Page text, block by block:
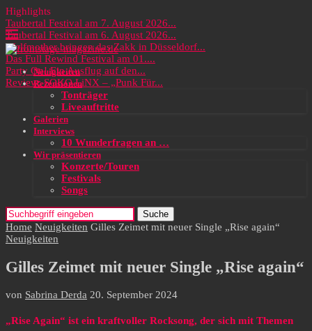
Highlights
Taubertal Festival am 7. August 2026...
Taubertal Festival am 6. August 2026...
Wolfmother bringen das Zakk in Düsseldorf...
Das Full Rewind Festival am 01....
Party On! Ein Ausflug auf den...
Review: SOKO LiNX – „Punk Für...
Neuigkeiten
Rezensionen
Tonträger
Liveauftritte
Galerien
Interviews
10 Wunderfragen an …
Wir präsentieren
Konzerte/Touren
Festivals
Songs
Suche
Home Neuigkeiten Gilles Zeimet mit neuer Single „Rise again“
Neuigkeiten
Gilles Zeimet mit neuer Single „Rise again“
von Sabrina Derda 20. September 2024
„Rise Again“ ist ein kraftvoller Rocksong, der sich mit Themen